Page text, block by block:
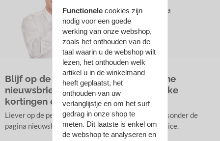
WhatsApp ons via
0613593406
Blijf op de hoogte met onze algemene
nieuwsbrief en ontvang af en toe leuke
kortingen en acties.
Liever op de persoonlijke nieuwsbrief lijst? Zie linksonder de
pagina nieuwsbrieven onder het kopje Klantenservice.
Functionele cookies zijn
nodig voor een goede
werking van onze webshop,
zoals het onthouden van de
taal waarin u de webshop wilt
lezen, het onthouden welk
artikel u in de winkelmand
heeft geplaatst, het
onthouden van uw
verlanglijstje en om het surf
gedrag in onze shop te
meten. Dit laatste is enkel om
de webshop te analyseren en